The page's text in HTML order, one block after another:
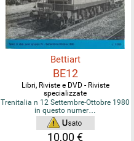
Bettiart
BE12
Libri, Riviste e DVD - Riviste
specializzate
Trenitalia n 12 Settembre-Ottobre 1980
in questo numer…
10,00 €